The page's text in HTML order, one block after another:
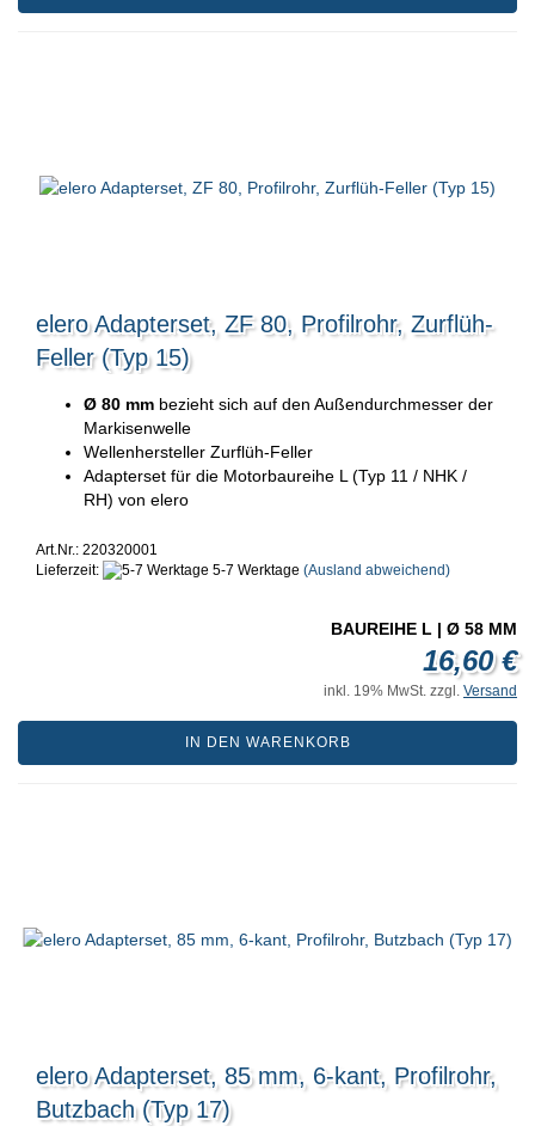
elero Adapterset, ZF 80, Profilrohr, Zurflüh-
Feller (Typ 15)
Ø 80 mm bezieht sich auf den Außendurchmesser der
Markisenwelle
Wellenhersteller Zurflüh-Feller
Adapterset für die Motorbaureihe L (Typ 11 / NHK /
RH) von elero
Art.Nr.: 220320001
Lieferzeit:
5-7 Werktage (Ausland abweichend)
BAUREIHE L | Ø 58 MM
16,60 €
inkl. 19% MwSt. zzgl. Versand
IN DEN WARENKORB
elero Adapterset, 85 mm, 6-kant, Profilrohr,
Butzbach (Typ 17)